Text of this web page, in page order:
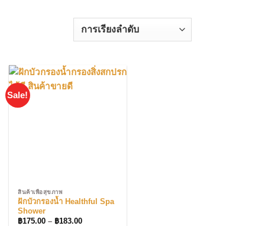
Sale!
สินค้าเพื่อสุขภาพ
ฝักบัวกรองน้ำ Healthful Spa
Shower
฿175.00 – ฿183.00Price